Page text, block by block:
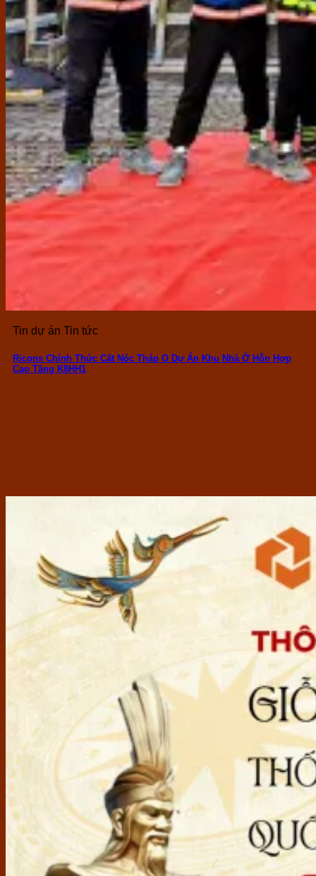
Tin dự án Tin tức
Ricons Chính Thức Cất Nóc Tháp O Dự Án Khu Nhà Ở Hỗn Hợp
Cao Tầng K8HH1